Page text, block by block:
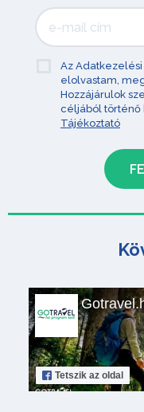
Az
elolvastam,
Hozzájárulok
céljából történő
Tájékoztató
Tetszik az oldal